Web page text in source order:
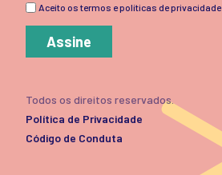
Aceito os termos e políticas de privacidade
Assine
Todos os direitos reservados.
Política de Privacidade
Código de Conduta